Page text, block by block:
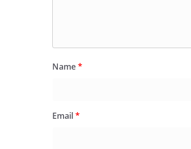
Name*
Email*